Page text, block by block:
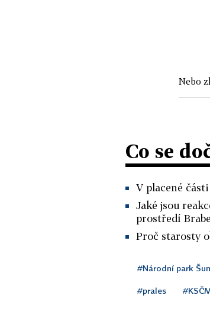
Nebo
Co se
V placené
Jaké jsou
prostředí
Proč starosty
#Národní park
#prales